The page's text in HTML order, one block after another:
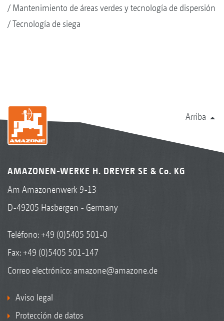
Mantenimiento de áreas verdes y tecnología de dispersión
Tecnología de siega
Arriba
AMAZONEN-WERKE H. DREYER SE & Co. KG
Am Amazonenwerk 9-13
D-49205 Hasbergen - Germany
Teléfono:+49 (0)5405 501-0
Fax: +49 (0)5405 501-147
Correo electrónico: amazone@amazone.de
Aviso legal
Protección de datos